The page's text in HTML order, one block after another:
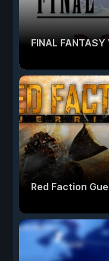
FINAL
Red Faction